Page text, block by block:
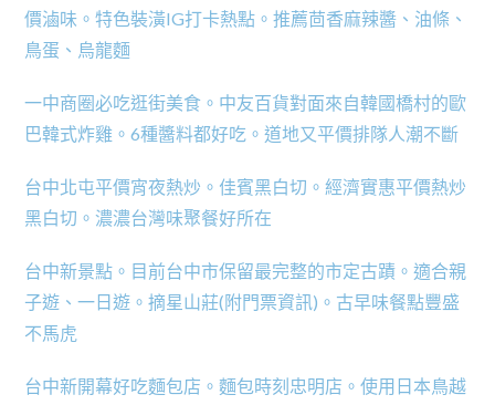
價滷味。特色裝潢IG打卡熱點。推薦茴香麻辣醬、油條、
鳥蛋、烏龍麵
一中商圈必吃逛街美食。中友百貨對面來自韓國橋村的歐
巴韓式炸雞。6種醬料都好吃。道地又平價排隊人潮不斷
台中北屯平價宵夜熱炒。佳賓黑白切。經濟實惠平價熱炒
黑白切。濃濃台灣味聚餐好所在
台中新景點。目前台中市保留最完整的市定古蹟。適合親
子遊、一日遊。摘星山莊(附門票資訊)。古早味餐點豐盛
不馬虎
台中新開幕好吃麵包店。麵包時刻忠明店。使用日本鳥越